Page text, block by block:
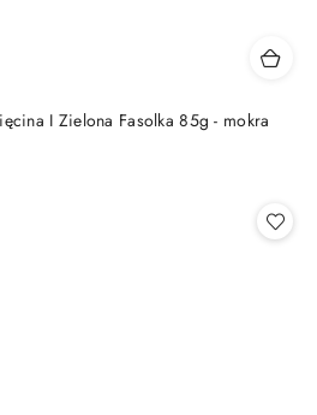
I Zielona Fasolka 85g - mokra